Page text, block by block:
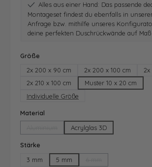
Alles aus einer Hand: Das passende
Montageset findest du ebenfalls in
Anfrage bzw. mithilfe unseres
deine perfekten Duschrückwände auf
Größe
2x 200 x 90 cm
2x 200 x 100 cm
2x
2x 210 x 100 cm
Muster 10 x 20 cm
Individuelle Größe
Material
(Diese Option ist zurzeit nicht verfügbar.)
Acrylglas 3D
Stärke
3 mm
5 mm